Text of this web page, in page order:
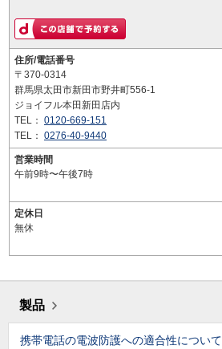
住所/電話番号
〒370-0314
群馬県太田市新田市野井町556-1
ジョイフル本田新田店内
TEL： 0120-669-151
TEL： 0276-40-9440
営業時間
午前9時〜午後7時
定休日
無休
製品
携帯電話の電波防護への適合性について